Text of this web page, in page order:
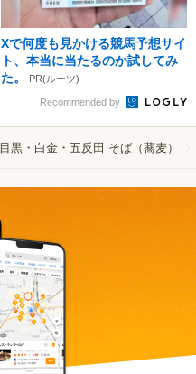
Xで何度も見かける競馬予想サイ
ト、本当に当たるのか試してみ
た。
PR(ルーツ)
Recommended by
目黒・白金・五反田 そば（蕎麦）